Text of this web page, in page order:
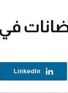
في
LinkedIn